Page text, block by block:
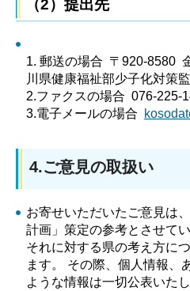
（2）提出先
1. 郵送の場合 〒920-8580
川県健康福祉部少子化対策
2.ファクスの場合 076-225-
3.電子メールの場合
4.ご意見の取扱い
お寄せいただいたご意見は
計画」策定の参考とさせて
それに対する県の考え方に
ます。 その際、個人情報、
ような情報は一切公表いた